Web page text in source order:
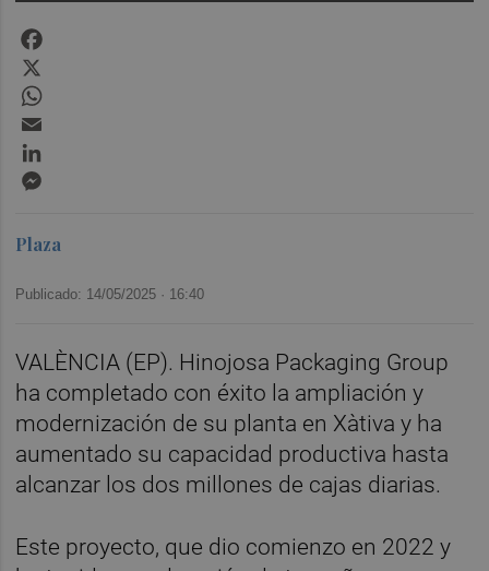
Plaza
Publicado: 14/05/2025 · 16:40
VALÈNCIA (EP). Hinojosa Packaging Group
ha completado con éxito la ampliación y
modernización de su planta en Xàtiva y ha
aumentado su capacidad productiva hasta
alcanzar los dos millones de cajas diarias.
Este proyecto, que dio comienzo en 2022 y